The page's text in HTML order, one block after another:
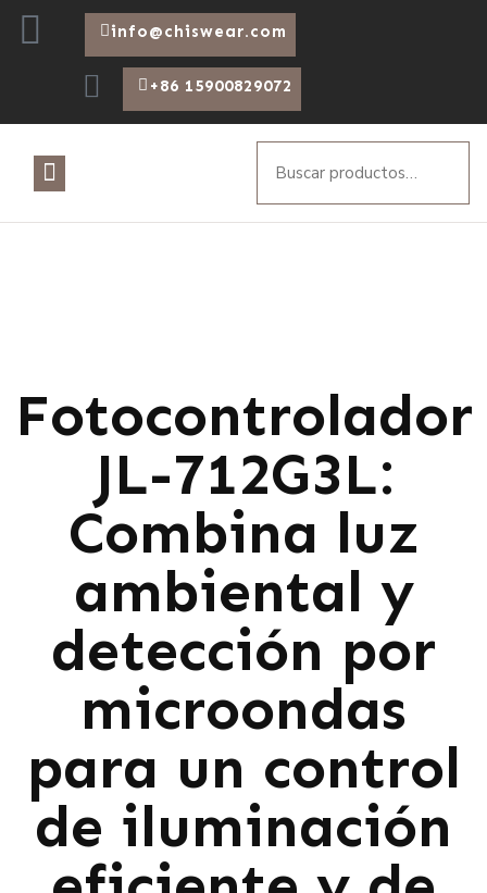
info@chiswear.com
+86 15900829072
Fotocontrolador
JL-712G3L:
Combina luz
ambiental y
detección por
microondas
para un control
de iluminación